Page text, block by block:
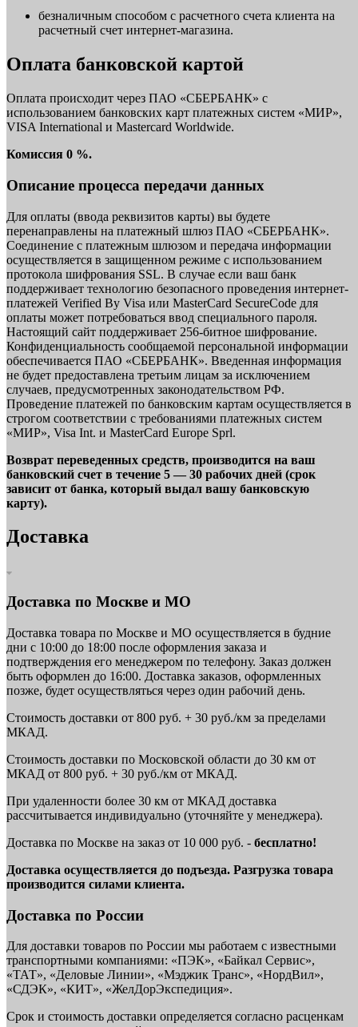
безналичным способом с расчетного счета клиента на
расчетный счет интернет-магазина.
Оплата банковской картой
Оплата происходит через ПАО «СБЕРБАНК» с
использованием банковских карт платежных систем «МИР»,
VISA International и Mastercard Worldwide.
Комиссия 0 %.
Описание процесса передачи данных
Для оплаты (ввода реквизитов карты) вы будете
перенаправлены на платежный шлюз ПАО «СБЕРБАНК».
Соединение с платежным шлюзом и передача информации
осуществляется в защищенном режиме с использованием
протокола шифрования SSL. В случае если ваш банк
поддерживает технологию безопасного проведения интернет-
платежей Verified By Visa или MasterCard SecureCode для
оплаты может потребоваться ввод специального пароля.
Настоящий сайт поддерживает 256-битное шифрование.
Конфиденциальность сообщаемой персональной информации
обеспечивается ПАО «СБЕРБАНК». Введенная информация
не будет предоставлена третьим лицам за исключением
случаев, предусмотренных законодательством РФ.
Проведение платежей по банковским картам осуществляется в
строгом соответствии с требованиями платежных систем
«МИР», Visa Int. и MasterCard Europe Sprl.
Возврат переведенных средств, производится на ваш
банковский счет в течение 5 — 30 рабочих дней (срок
зависит от банка, который выдал вашу банковскую
карту).
Доставка
Доставка по Москве и МО
Доставка товара по Москве и МО осуществляется в будние
дни с 10:00 до 18:00 после оформления заказа и
подтверждения его менеджером по телефону. Заказ должен
быть оформлен до 16:00. Доставка заказов, оформленных
позже, будет осуществляться через один рабочий день.
Стоимость доставки от 800 руб. + 30 руб./км за пределами
МКАД.
Стоимость доставки по Московской области до 30 км от
МКАД от 800 руб. + 30 руб./км от МКАД.
При удаленности более 30 км от МКАД доставка
рассчитывается индивидуально (уточняйте у менеджера).
Доставка по Москве на заказ от 10 000 руб. - бесплатно!
Доставка осуществляется до подъезда. Разгрузка товара
производится силами клиента.
Доставка по России
Для доставки товаров по России мы работаем с известными
транспортными компаниями: «ПЭК», «Байкал Сервис»,
«ТАТ», «Деловые Линии», «Мэджик Транс», «НордВил»,
«СДЭК», «КИТ», «ЖелДорЭкспедиция».
Срок и стоимость доставки определяется согласно расценкам